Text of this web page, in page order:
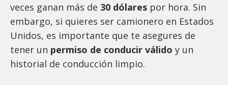
veces ganan más de 30 dólares por hora. Sin
embargo, si quieres ser camionero en Estados
Unidos, es importante que te asegures de
tener un permiso de conducir válido y un
historial de conducción limpio.